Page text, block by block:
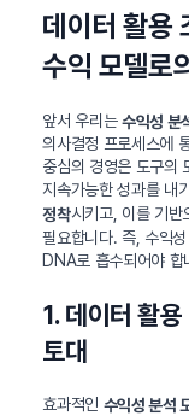
데이터 활용
수익 모델로
앞서 우리는수익성 분
의사결정 프로세스에
중심의 경영은 도구의
지속가능한 성과를 내
정착시키고, 이를 기반
필요합니다. 즉, 수익
DNA로 흡수되어야 합
1. 데이터 활
토대
효과적인 수익성 분석